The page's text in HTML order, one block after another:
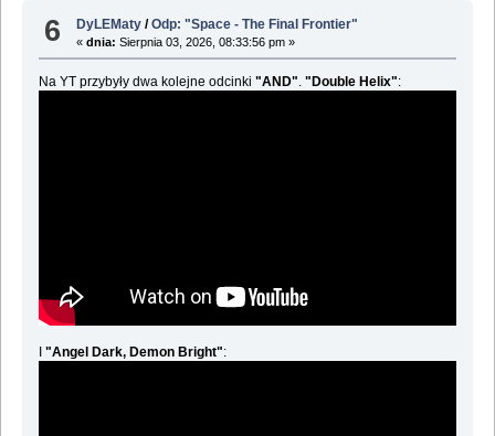
6 DyLEMaty /Odp: "Space - The Final Frontier"
«dnia: Sierpnia 03, 2026, 08:33:56 pm »
Na YT przybyły dwa kolejne odcinki "AND". "Double Helix":
I "Angel Dark, Demon Bright":